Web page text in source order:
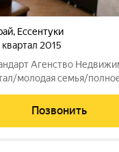
, Ессентуки
квартал 2015
Агенство
молодая семья/
однокомнатная
дома в
Позвонить